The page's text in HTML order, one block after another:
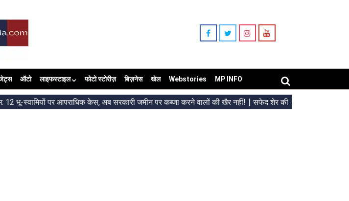
ऑटो लाइफस्टाइल फोटो स्टोरीज़ बिज़नेस खेल Webstories MP INFO